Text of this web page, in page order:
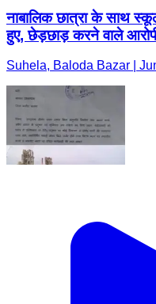
नाबालिक छात्रा के साथ
हुए, छेड़छाड़ करने वाले
Suhela, Baloda Bazar |